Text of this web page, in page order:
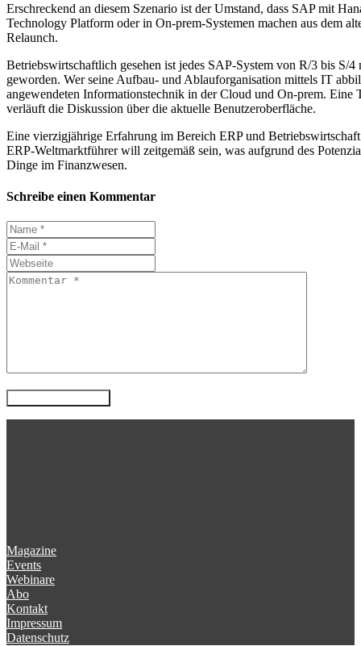
Erschreckend an diesem Szenario ist der Umstand, dass SAP mit
Technology Platform oder in On-prem-Systemen machen aus dem
Relaunch.
Betriebswirtschaftlich gesehen ist jedes SAP-System von R/3 bis S/
geworden. Wer seine Aufbau- und Ablauforganisation mittels IT
angewendeten Informationstechnik in der Cloud und On-prem.
verläuft die Diskussion über die aktuelle Benutzeroberfläche.
Eine vierzigjährige Erfahrung im Bereich ERP und
ERP-Weltmarktführer will zeitgemäß sein, was aufgrund des
Dinge im Finanzwesen.
Schreibe einen Kommentar
Magazine
Events
Webinare
Abo
Kontakt
Impressum
Datenschutz